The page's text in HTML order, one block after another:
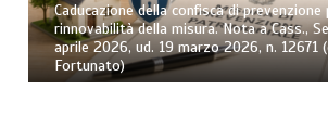
Caducazione della confisca di
rinnovabilità della misura. Nota a Cass.,
aprile 2026, ud. 19 marzo 2026, n. 12671
Fortunato)